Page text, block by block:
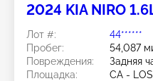
2024 KIA NIRO
Лот #:
44******
Пробег:
54,087
Повреждения:
Задняя
Площадка:
CA -